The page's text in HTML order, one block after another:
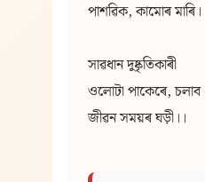
পাশৱিক, কামোৰ
সাৱধান দুষ্কৃতিকাৰী
ওলোটা পাকেৰে, চলাব
জীৱন সময়ৰ ঘড়ী।।